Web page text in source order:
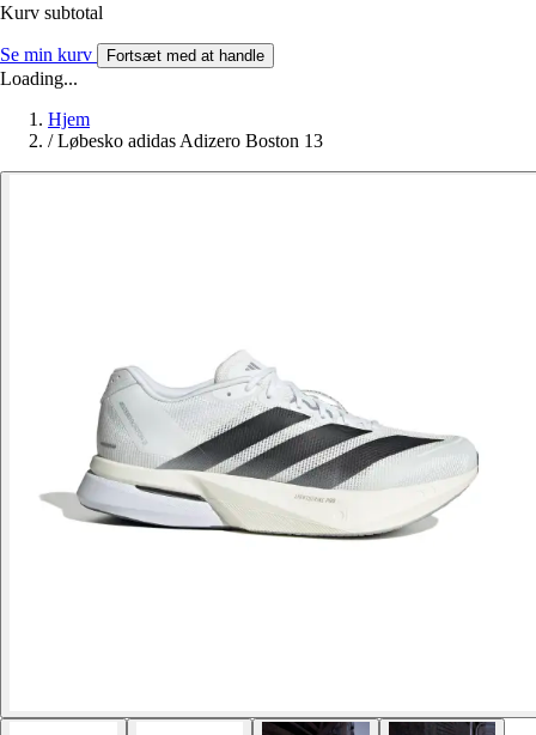
Kurv subtotal
Se min kurv Fortsæt med at handle
Loading...
Hjem
/ Løbesko adidas Adizero Boston 13